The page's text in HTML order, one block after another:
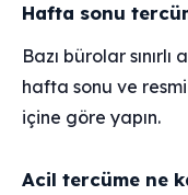
Hafta sonu
Bazı bürolar
hafta sonu ve
içine göre yapın.
Acil tercüme ne